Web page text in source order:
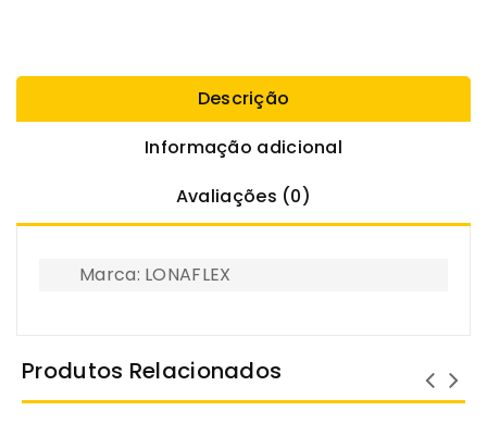
Descrição
Informação adicional
Avaliações (0)
Marca: LONAFLEX
Produtos Relacionados